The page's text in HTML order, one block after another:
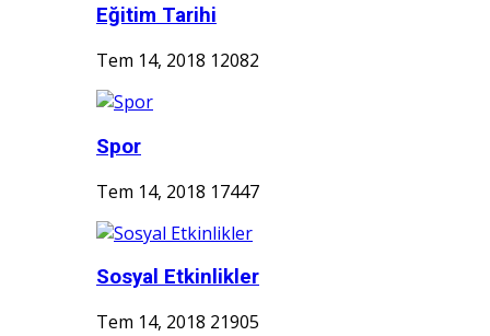
Eğitim Tarihi
Tem 14, 2018 12082
Spor
Tem 14, 2018 17447
Sosyal Etkinlikler
Tem 14, 2018 21905